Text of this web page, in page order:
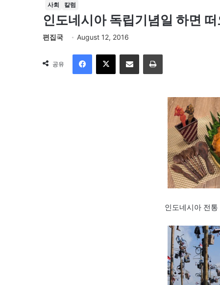
사회 칼럼
인도네시아 독립기념일 하면
편집국 August 12, 2016
공유
이메일
인도네시아 전